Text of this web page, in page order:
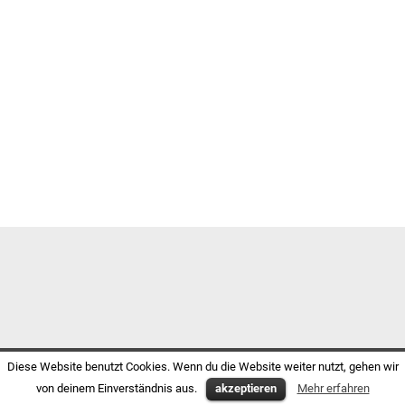
Diese Website benutzt Cookies. Wenn du die Website weiter nutzt, gehen wir
von deinem Einverständnis aus.
akzeptieren Mehr erfahren